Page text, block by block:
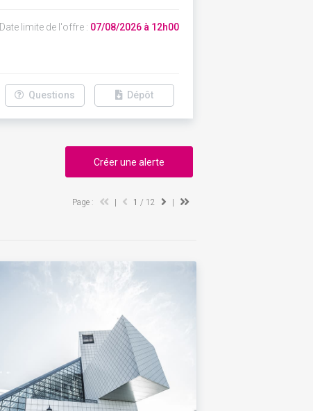
Date limite de l'offre : 07/08/2026 à 12h00
Questions Dépôt
Créer une alerte
Page : 1 / 12